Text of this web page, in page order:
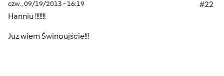
czw., 09/19/2013 - 16:19
#22
Hanniu !!!!!!!
Juz wiem Świnoujście!!!